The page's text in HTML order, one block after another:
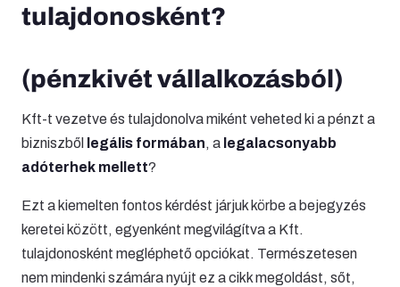
tulajdonosként?
(pénzkivét vállalkozásból)
Kft-t vezetve és tulajdonolva miként veheted ki a pénzt a
bizniszből
legális formában, a legalacsonyabb
adóterhek mellett?
Ezt a kiemelten fontos kérdést járjuk körbe a bejegyzés
keretei között, egyenként megvilágítva a Kft.
tulajdonosként megléphető opciókat. Természetesen
nem mindenki számára nyújt ez a cikk megoldást, sőt,